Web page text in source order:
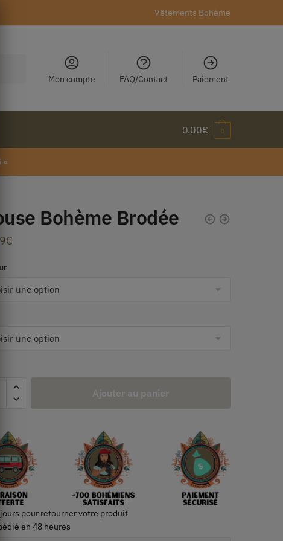
Vêtements Bohème
Mon compte FAQ/Contact Paiement
0.00€ 0
»
Bohème Brodée
€
Ajouter au panier
jours pour retourner votre produit
en 48 heures